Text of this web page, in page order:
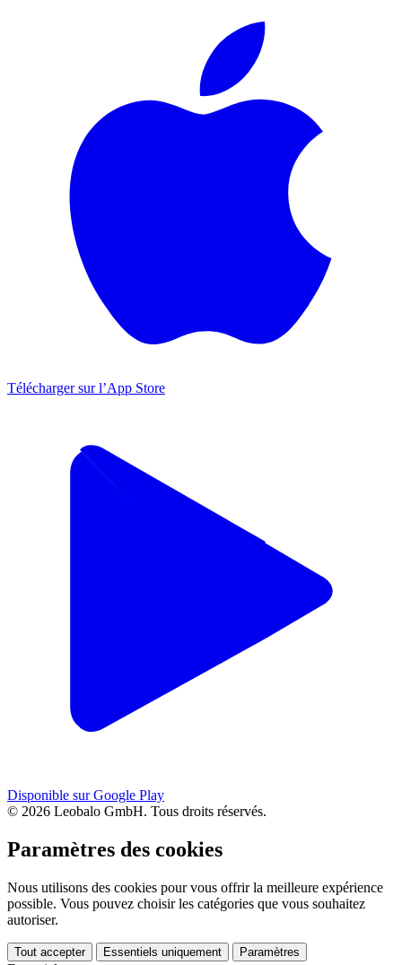
Télécharger sur l’App Store
Disponible sur Google Play
© 2026 Leobalo GmbH. Tous droits réservés.
Paramètres des cookies
Nous utilisons des cookies pour vous offrir la meilleure expérience
possible. Vous pouvez choisir les catégories que vous souhaitez
autoriser.
Tout accepter Essentiels uniquement Paramètres